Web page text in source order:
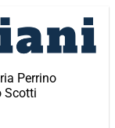
Perrino
Scotti